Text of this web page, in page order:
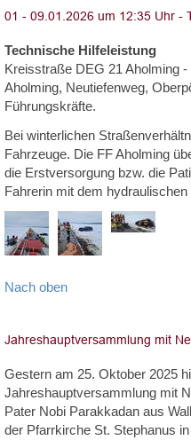
Technische Hilfeleistung
Kreisstraße DEG 21 Aholming
Aholming, Neutiefenweg,
Führungskräfte.
Bei winterlichen
Fahrzeuge. Die FF Aholming
die Erstversorgung bzw. die
Fahrerin mit dem
Nach oben
Gestern am 25. Oktober 2025
Jahreshauptversammlung mit
Pater Nobi Parakkadan aus
der Pfarrkirche St. Stephanus